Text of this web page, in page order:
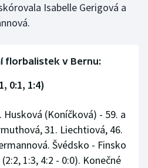
Isabelle Gerigová a
florbalistek v Bernu:
0:1, 1:4)
Husková (Koníčková) - 59. a
31. Liechtiová, 46.
Švédsko - Finsko
1:3, 4:2 - 0:0). Konečné